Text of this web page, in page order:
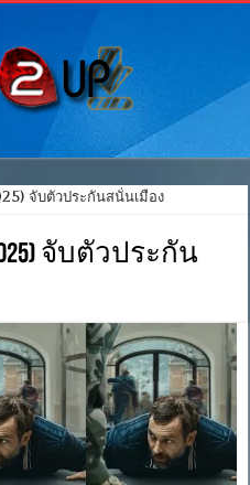
จับตัวประกันสนั่นเมือง
จับตัวประกัน